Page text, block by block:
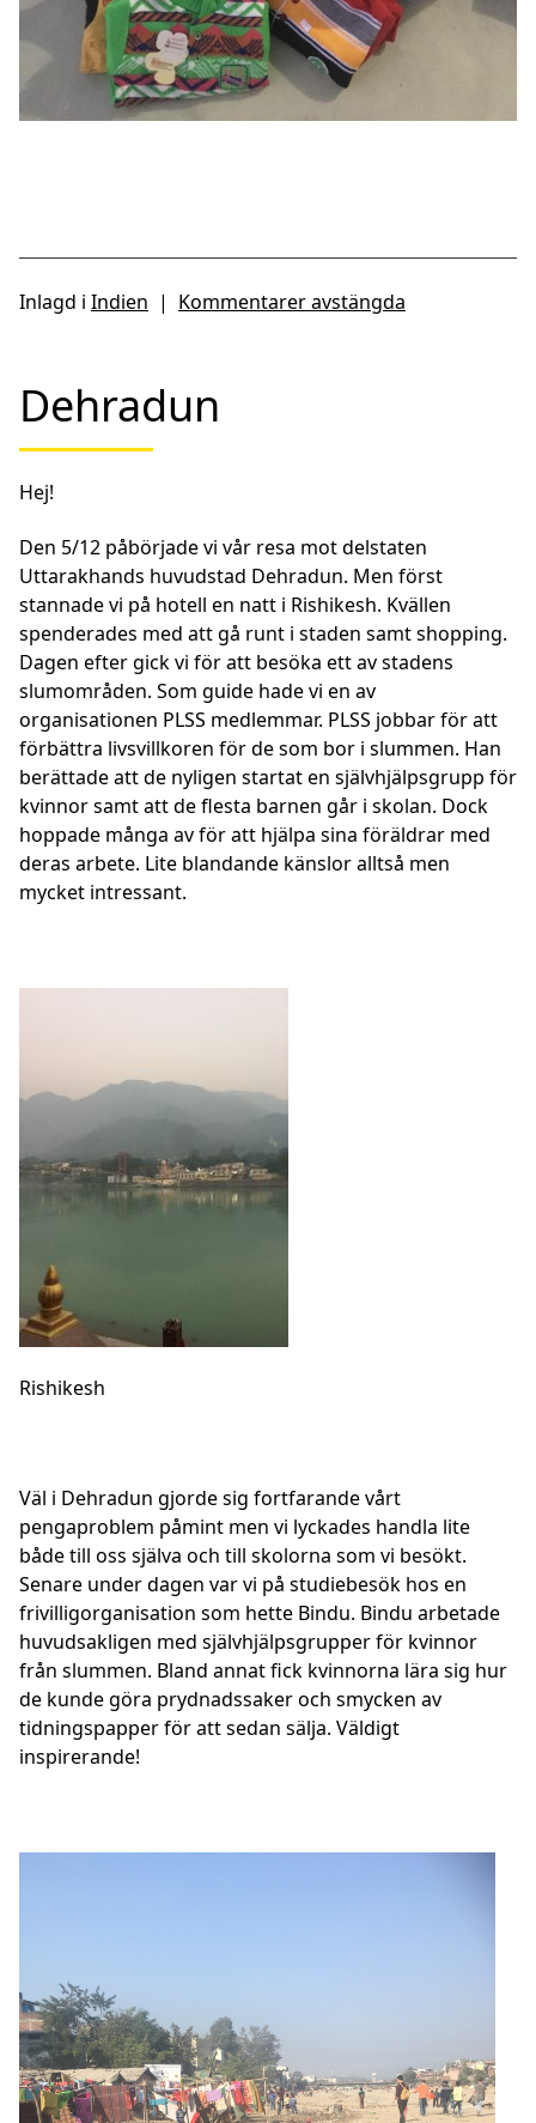
Inlagd i Indien | Kommentarer avstängda
Dehradun
Hej!
Den 5/12 påbörjade vi vår resa mot delstaten
Uttarakhands huvudstad Dehradun. Men först
stannade vi på hotell en natt i Rishikesh. Kvällen
spenderades med att gå runt i staden samt shopping.
Dagen efter gick vi för att besöka ett av stadens
slumområden. Som guide hade vi en av
organisationen PLSS medlemmar. PLSS jobbar för att
förbättra livsvillkoren för de som bor i slummen. Han
berättade att de nyligen startat en självhjälpsgrupp för
kvinnor samt att de flesta barnen går i skolan. Dock
hoppade många av för att hjälpa sina föräldrar med
deras arbete. Lite blandande känslor alltså men
mycket intressant.
Rishikesh
Väl i Dehradun gjorde sig fortfarande vårt
pengaproblem påmint men vi lyckades handla lite
både till oss själva och till skolorna som vi besökt.
Senare under dagen var vi på studiebesök hos en
frivilligorganisation som hette Bindu. Bindu arbetade
huvudsakligen med självhjälpsgrupper för kvinnor
från slummen. Bland annat fick kvinnorna lära sig hur
de kunde göra prydnadssaker och smycken av
tidningspapper för att sedan sälja. Väldigt
inspirerande!